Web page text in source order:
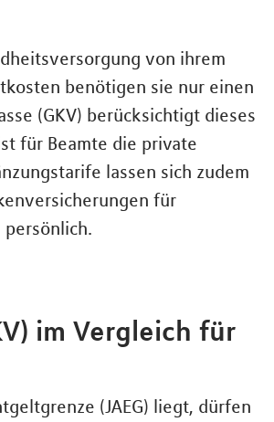
von ihrem
benötigen sie nur einen
(GKV) berücksichtigt dieses
für Beamte die private
lassen sich zudem
für
im Vergleich für
(JAEG) liegt, dürfen